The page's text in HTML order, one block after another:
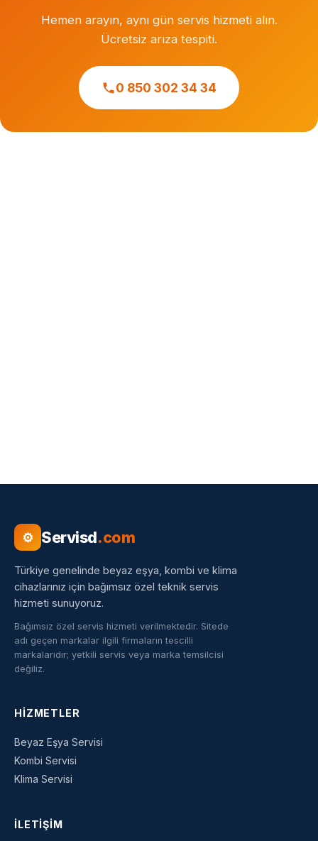
Hemen arayın, aynı gün servis hizmeti alın.
Ücretsiz arıza tespiti.
0 850 302 34 34
⚙ Servisd.com
Türkiye genelinde beyaz eşya, kombi ve klima
cihazlarınız için bağımsız özel teknik servis
hizmeti sunuyoruz.
Bağımsız özel servis hizmeti verilmektedir. Sitede
adı geçen markalar ilgili firmaların tescilli
markalarıdır; yetkili servis veya marka temsilcisi
değiliz.
HIZMETLER
Beyaz Eşya Servisi
Kombi Servisi
Klima Servisi
İLETIŞIM